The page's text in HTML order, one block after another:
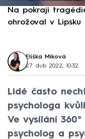
Na pokraji
ohrožoval v
Eliška Míková
27. dub 2022, 10:32
Lidé často
psychologa
Ve vysílání
psycholog a